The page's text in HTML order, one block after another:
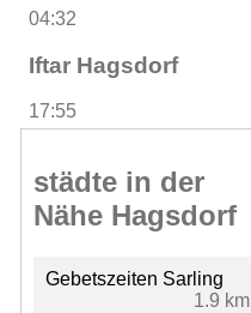
04:32
Iftar Hagsdorf
17:55
städte in der
Nähe Hagsdorf
Gebetszeiten Sarling
1.9 km